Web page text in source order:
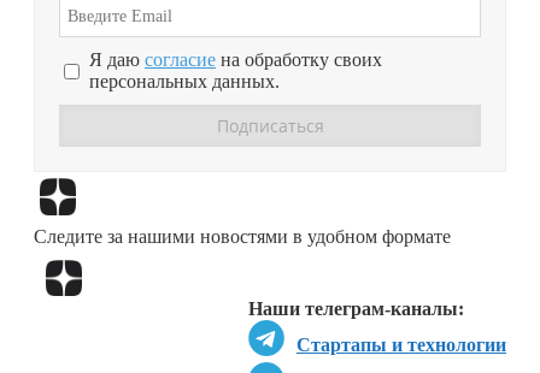
Я даю согласие на обработку своих
персональных данных.
Следите за нашими новостями в удобном формате
Наши телеграм-каналы:
Стартапы и технологии